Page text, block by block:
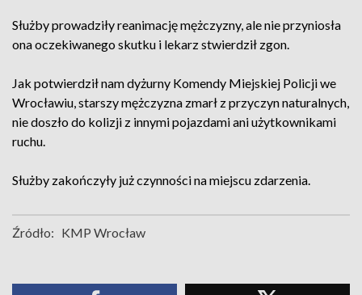
Służby prowadziły reanimację mężczyzny, ale nie przyniosła
ona oczekiwanego skutku i lekarz stwierdził zgon.
Jak potwierdził nam dyżurny Komendy Miejskiej Policji we
Wrocławiu, starszy mężczyzna zmarł z przyczyn naturalnych,
nie doszło do kolizji z innymi pojazdami ani użytkownikami
ruchu.
Służby zakończyły już czynności na miejscu zdarzenia.
Źródło: KMP Wrocław